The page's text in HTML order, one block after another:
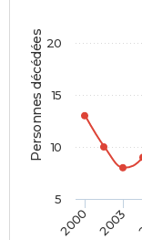
Personnes décédées
2000 2003
5
10
15
20